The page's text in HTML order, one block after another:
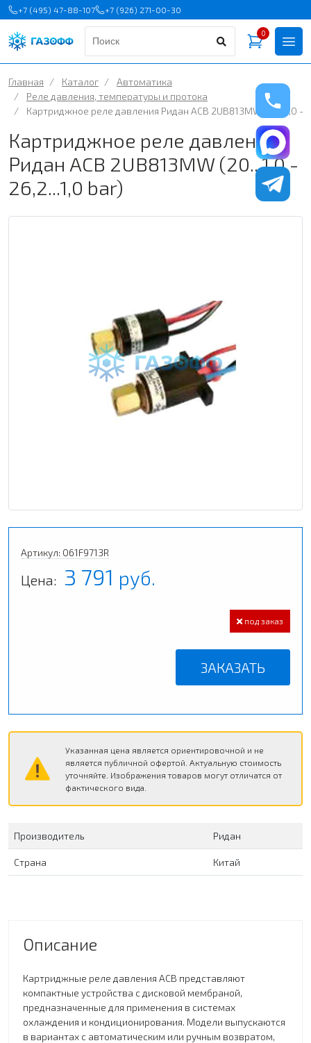
+7 (495) 47-88-107 +7 (926) 271-00-30
0
Главная / Каталог /
Автоматика
/
Реле давления, температуры и протока
/
Картриджное реле давления Ридан ACB 2UB813MW (20...1,0 -
Картриджное реле давления
Ридан ACB 2UB813MW (20...1,0 -
26,2...1,0 bar)
Артикул: 061F9713R
Цена: 3 791 руб.
под заказ
ЗАКАЗАТЬ
Указанная цена является ориентировочной и не
является публичной офертой. Актуальную стоимость
уточняйте. Изображения товаров могут отличатся от
фактического вида.
Производитель Ридан
Страна Китай
Описание
Картриджные реле давления ACB представляют
компактные устройства с дисковой мембраной,
предназначенные для применения в системах
охлаждения и кондиционирования. Модели выпускаются
в вариантах с автоматическим или ручным возвратом,